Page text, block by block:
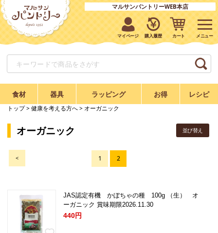
マルサンパントリーWEB本店
マイページ 購入履歴 カート
食材 器具 ラッピング お得 レシピ
トップ> 健康を考える方へ> オーガニック
並び替え
オーガニック
< 1 2
JAS認定有機 かぼちゃの種 100g （生） オ
ーガニック 賞味期限2026.11.30
440円